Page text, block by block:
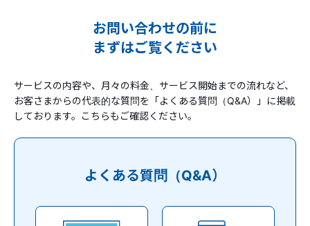
お問い合わせの前に
まずはご覧ください
サービスの内容や、月々の料金、サービス開始までの流れなど、
お客さまからの代表的な質問を「よくある質問（Q&A）」に掲載
しております。こちらもご確認ください。
よくある質問（Q&A）